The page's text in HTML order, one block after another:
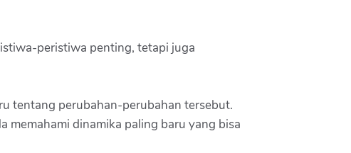
peristiwa penting, tetapi juga
tentang perubahan-perubahan tersebut.
memahami dinamika paling baru yang bisa